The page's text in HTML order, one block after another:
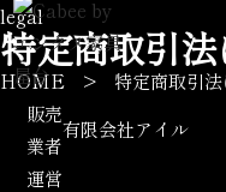
legal
特定商取引
HOME > 特定商取引法
販売
業者
有限会社アイル
運営